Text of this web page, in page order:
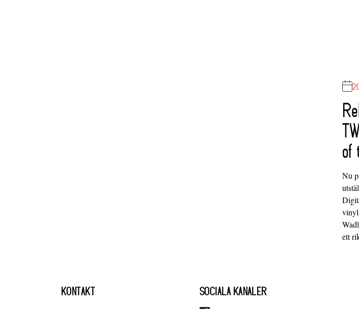
of
Nu
ett
KONTAKT SOCIALA KANALER